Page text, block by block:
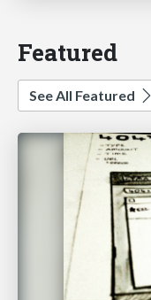
Featured
See All Featured